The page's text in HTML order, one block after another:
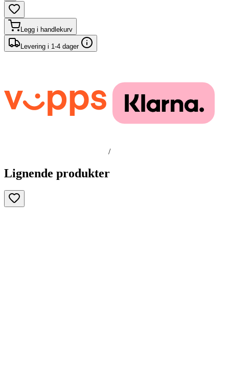
Legg i handlekurv
Levering i 1-4 dager
/
Lignende produkter